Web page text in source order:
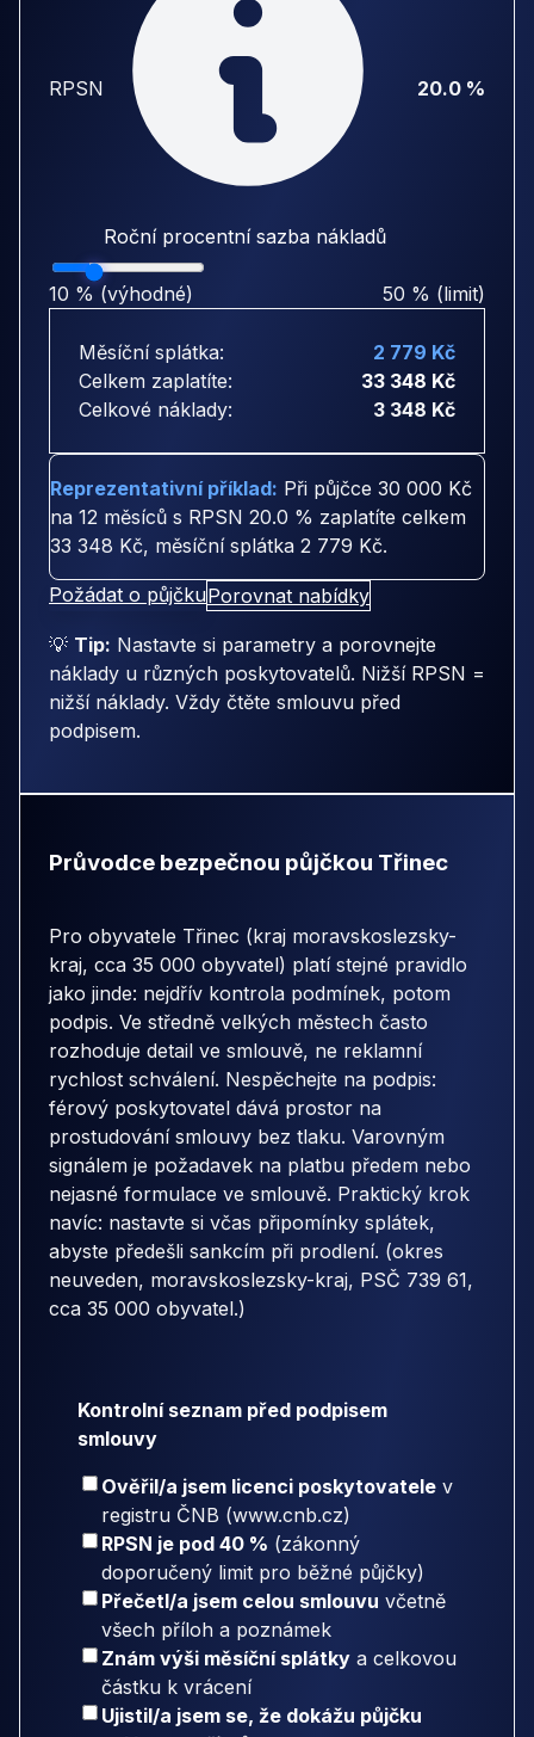
RPSN
Roční procentní sazba nákladů
20.0 %
10 % (výhodné) 50 % (limit)
Měsíční splátka:
2 779 Kč
Celkem zaplatíte:
33 348 Kč
Celkové náklady:
3 348 Kč
Reprezentativní příklad: Při půjčce 30 000 Kč
na 12 měsíců s RPSN 20.0 % zaplatíte celkem
33 348 Kč, měsíční splátka 2 779 Kč.
Požádat o půjčkuPorovnat nabídky
💡 Tip: Nastavte si parametry a porovnejte
náklady u různých poskytovatelů. Nižší RPSN =
nižší náklady. Vždy čtěte smlouvu před
podpisem.
Průvodce bezpečnou půjčkou Třinec
Pro obyvatele Třinec (kraj moravskoslezsky-
kraj, cca 35 000 obyvatel) platí stejné pravidlo
jako jinde: nejdřív kontrola podmínek, potom
podpis. Ve středně velkých městech často
rozhoduje detail ve smlouvě, ne reklamní
rychlost schválení. Nespěchejte na podpis:
férový poskytovatel dává prostor na
prostudování smlouvy bez tlaku. Varovným
signálem je požadavek na platbu předem nebo
nejasné formulace ve smlouvě. Praktický krok
navíc: nastavte si včas připomínky splátek,
abyste předešli sankcím při prodlení. (okres
neuveden, moravskoslezsky-kraj, PSČ 739 61,
cca 35 000 obyvatel.)
Kontrolní seznam před podpisem
smlouvy
Ověřil/a jsem licenci poskytovatele v
registru ČNB (www.cnb.cz)
RPSN je pod 40 % (zákonný
doporučený limit pro běžné půjčky)
Přečetl/a jsem celou smlouvu včetně
všech příloh a poznámek
Znám výši měsíční splátky a celkovou
částku k vrácení
Ujistil/a jsem se, že dokážu půjčku